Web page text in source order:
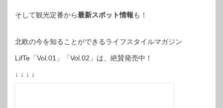
そして観光定番から最新スポット情報も！
北欧の今を知ることができるライフスタイルマガジン
LifTe「Vol.01」「Vol.02」は、絶賛発売中！
↓ ↓ ↓ ↓